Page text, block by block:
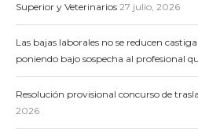
Superior y Veterinarios 27 julio, 2026
Las bajas laborales no se reducen
poniendo bajo sospecha al profesional
Resolución provisional concurso de
2026